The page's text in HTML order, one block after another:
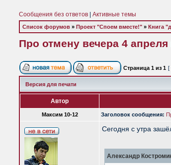
Сообщения без ответов Активные темы
Список форумов » Проект "Споем вместе!" » Книга
Про отмену вечера 4
Страница 1 из 1 [
Версия для печати
Автор
Максим 10-12 Заголовок сообщения:
Сегодня с утра
Александр